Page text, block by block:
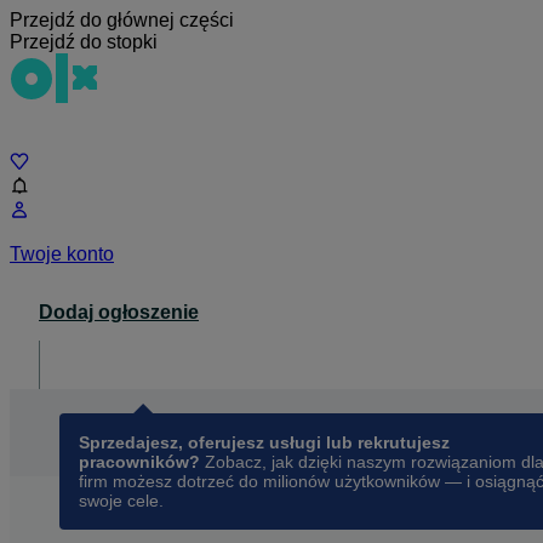
Przejdź do głównej części
Przejdź do stopki
Twoje konto
Dodaj ogłoszenie
Sprzedajesz, oferujesz usługi lub rekrutujesz
pracowników? Zobacz, jak dzięki naszym rozwiązaniom dla
firm możesz dotrzeć do milionów użytkowników — i osiągnąć
swoje cele.